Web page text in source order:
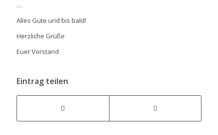
…
Alles Gute und bis bald!
Herzliche Grüße
Euer Vorstand
Eintrag teilen